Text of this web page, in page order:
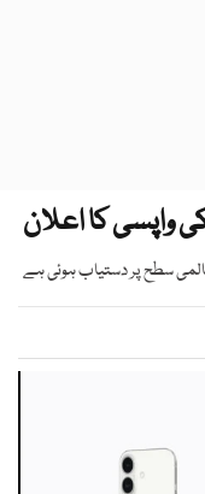
واپسی کا اعلان
سطح پر دستیاب ہوئی ہے